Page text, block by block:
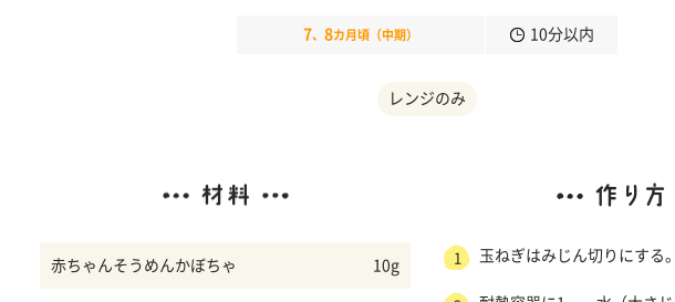
7、 8カ月頃（中期） 10分以内
レンジのみ
赤ちゃんそうめんかぼちゃ 10g 1 玉ねぎはみじん切りにする